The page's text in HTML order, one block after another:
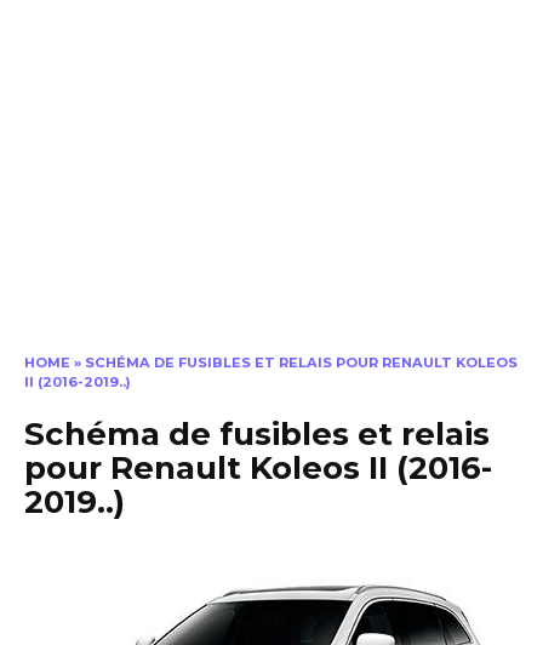
HOME » SCHÉMA DE FUSIBLES ET RELAIS POUR RENAULT KOLEOS
II (2016-2019..)
Schéma de fusibles et relais
pour Renault Koleos II (2016-
2019..)